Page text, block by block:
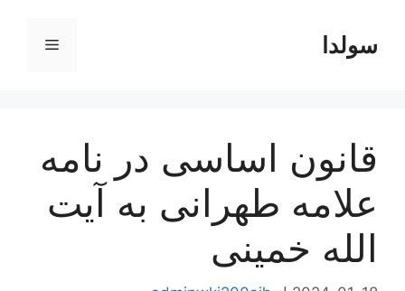
محتواسولدا فهرست
قانون اساسی در نامه
علامه طهرانی به آیت
الله خمینی